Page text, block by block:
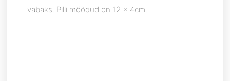
vabaks. Pilli mõõdud on 12 x 4cm.